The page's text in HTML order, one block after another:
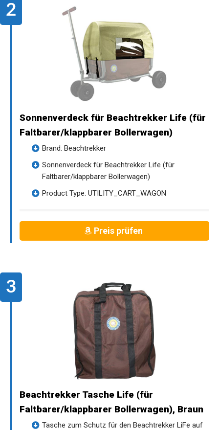
Sonnenverdeck für Beachtrekker Life (für
Faltbarer/klappbarer Bollerwagen)
Brand: Beachtrekker
Sonnenverdeck für Beachtrekker Life (für
Faltbarer/klappbarer Bollerwagen)
Product Type: UTILITY_CART_WAGON
Preis prüfen
Beachtrekker Tasche Life (für
Faltbarer/klappbarer Bollerwagen), Braun
Tasche zum Schutz für den Beachtrekker LiFe auf